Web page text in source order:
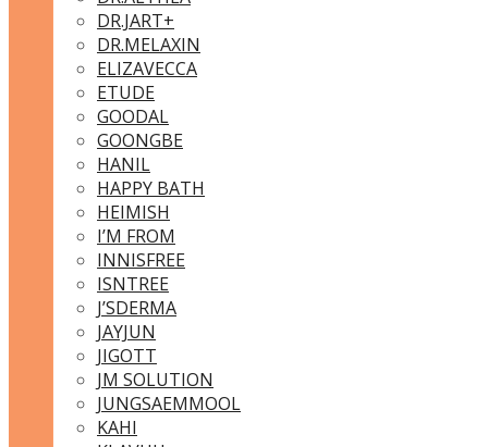
DR.JART+
DR.MELAXIN
ELIZAVECCA
ETUDE
GOODAL
GOONGBE
HANIL
HAPPY BATH
HEIMISH
I’M FROM
INNISFREE
ISNTREE
J’SDERMA
JAYJUN
JIGOTT
JM SOLUTION
JUNGSAEMMOOL
KAHI